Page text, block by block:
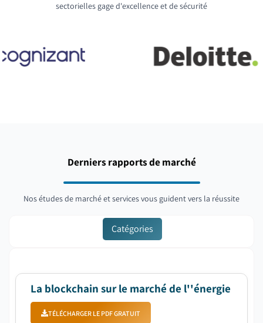
sectorielles gage d'excellence et de sécurité
Derniers rapports de marché
Nos études de marché et services vous guident vers la réussite
Catégories
La blockchain sur le marché de l''énergie
TÉLÉCHARGER LE PDF GRATUIT